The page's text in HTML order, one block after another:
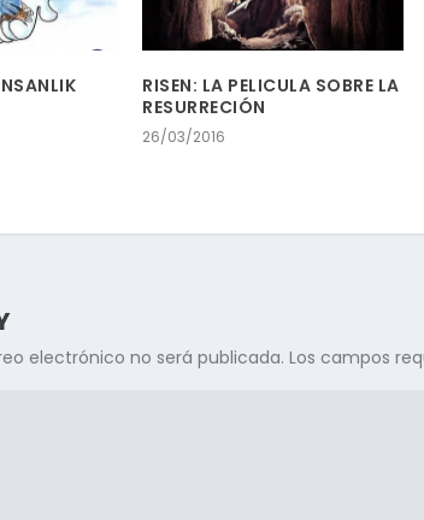
RISEN: LA PELICULA SOBRE LA
RESURRECIÓN
26/03/2016
electrónico no será publicada. Los campos